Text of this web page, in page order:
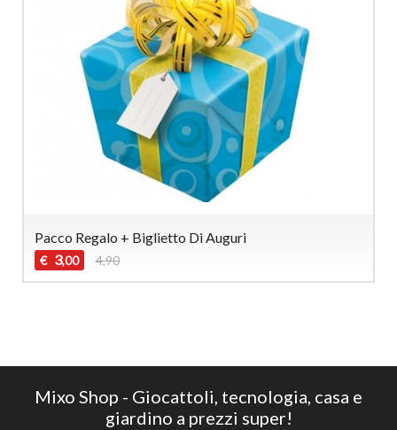
Pacco Regalo + Biglietto Di Auguri
€ 3,00 4,90
Mixo Shop - Giocattoli, tecnologia, casa e
giardino a prezzi super!